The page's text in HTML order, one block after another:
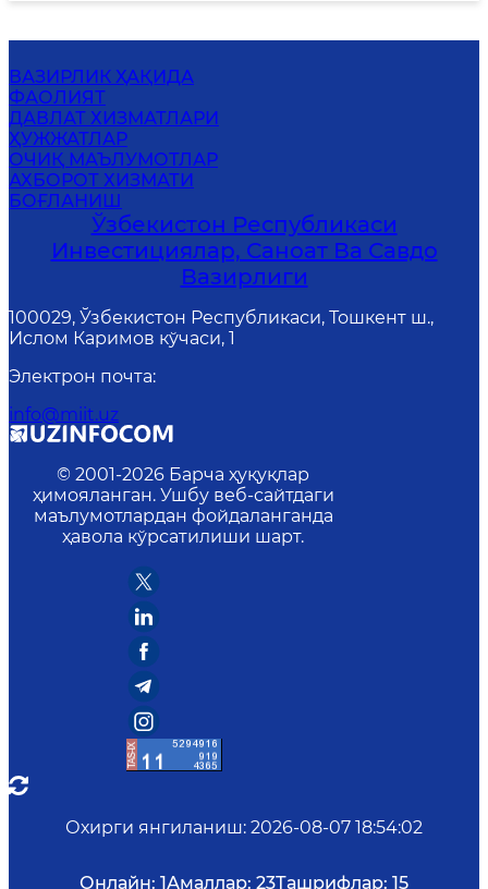
ВАЗИРЛИК ҲАҚИДА
ФАОЛИЯТ
ДАВЛАТ ХИЗМАТЛАРИ
ҲУЖЖАТЛАР
ОЧИҚ МАЪЛУМОТЛАР
АХБОРОТ ХИЗМАТИ
БОҒЛАНИШ
Ўзбекистон Республикаси
Инвестициялар, Саноат Ва Савдо
Вазирлиги
100029, Ўзбекистон Республикаси, Тошкент ш.,
Ислом Каримов кўчаси, 1
Электрон почта:
info@miit.uz
© 2001-2026 Барча ҳуқуқлар
ҳимояланган. Ушбу веб-сайтдаги
маълумотлардан фойдаланганда
ҳавола кўрсатилиши шарт.
Охирги янгиланиш: 2026-08-07 18:54:02
Онлайн: 1Амаллар: 23Ташрифлар: 15